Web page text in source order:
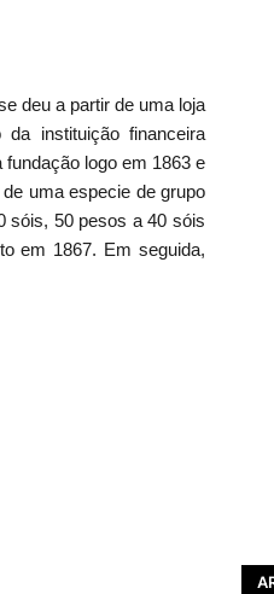
deu a partir de uma loja
instituição financeira
logo em 1863 e
uma especie de grupo
sóis, 50 pesos a 40 sóis
em 1867. Em seguida,